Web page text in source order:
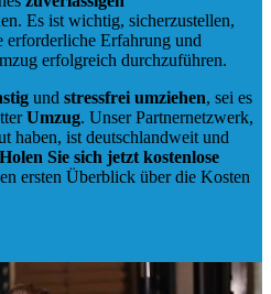
Es ist wichtig, sicherzustellen,
erforderliche Erfahrung und
erfolgreich durchzuführen.
und stressfrei umziehen, sei es
Umzug. Unser Partnernetzwerk,
haben, ist deutschlandweit und
Holen Sie sich jetzt kostenlose
ersten Überblick über die Kosten